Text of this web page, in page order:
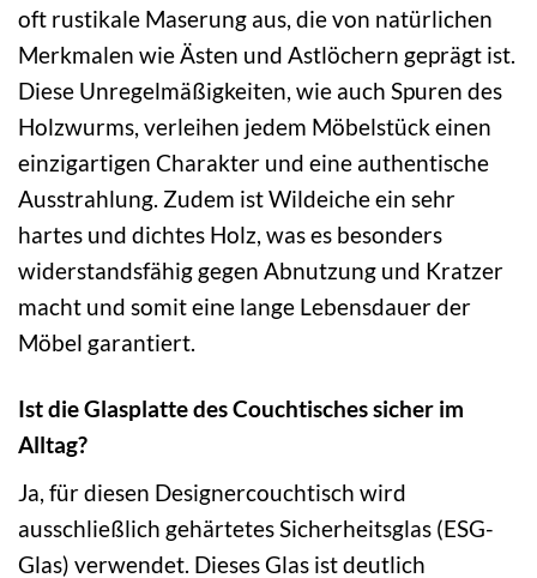
oft rustikale Maserung aus, die von natürlichen
Merkmalen wie Ästen und Astlöchern geprägt ist.
Diese Unregelmäßigkeiten, wie auch Spuren des
Holzwurms, verleihen jedem Möbelstück einen
einzigartigen Charakter und eine authentische
Ausstrahlung. Zudem ist Wildeiche ein sehr
hartes und dichtes Holz, was es besonders
widerstandsfähig gegen Abnutzung und Kratzer
macht und somit eine lange Lebensdauer der
Möbel garantiert.
Ist die Glasplatte des Couchtisches sicher im
Alltag?
Ja, für diesen Designercouchtisch wird
ausschließlich gehärtetes Sicherheitsglas (ESG-
Glas) verwendet. Dieses Glas ist deutlich